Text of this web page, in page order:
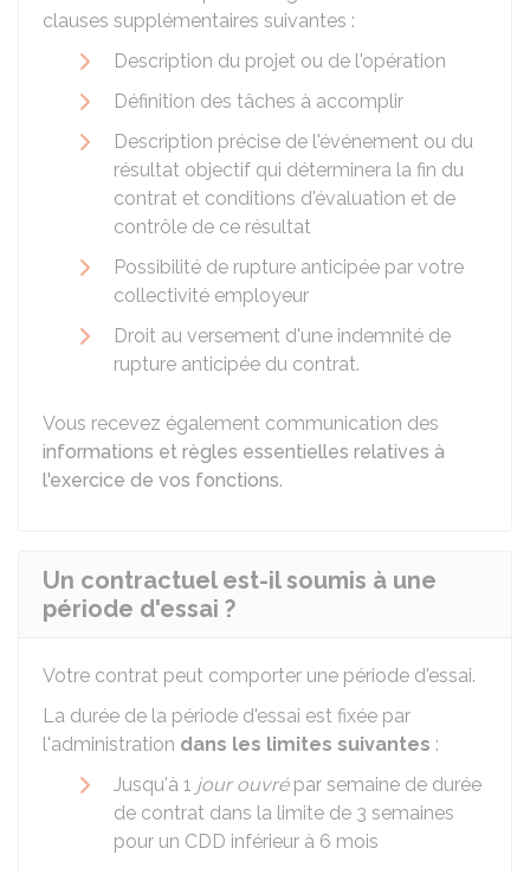
clauses supplémentaires suivantes :
Description du projet ou de l'opération
Définition des tâches à accomplir
Description précise de l'événement ou du
résultat objectif qui déterminera la fin du
contrat et conditions d'évaluation et de
contrôle de ce résultat
Possibilité de rupture anticipée par votre
collectivité employeur
Droit au versement d'une indemnité de
rupture anticipée du contrat.
Vous recevez également communication des
informations et règles essentielles relatives à
l'exercice de vos fonctions.
Un contractuel est-il soumis à une
période d'essai ?
Votre contrat peut comporter une période d'essai.
La durée de la période d'essai est fixée par
l'administration dans les limites suivantes :
Jusqu'à 1 jour ouvrépar semaine de durée
de contrat dans la limite de 3 semaines
pour un CDD inférieur à 6 mois